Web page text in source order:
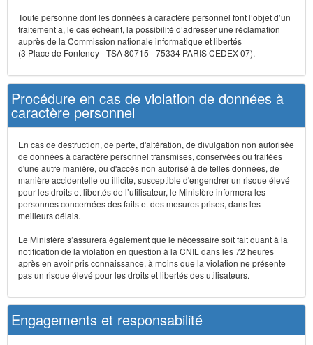
Toute personne dont les données à caractère personnel font l’objet d’un
traitement a, le cas échéant, la possibilité d’adresser une réclamation
auprès de la Commission nationale informatique et libertés
(3 Place de Fontenoy - TSA 80715 - 75334 PARIS CEDEX 07).
Procédure en cas de violation de données à
caractère personnel
En cas de destruction, de perte, d'altération, de divulgation non autorisée
de données à caractère personnel transmises, conservées ou traitées
d'une autre manière, ou d'accès non autorisé à de telles données, de
manière accidentelle ou illicite, susceptible d'engendrer un risque élevé
pour les droits et libertés de l’utilisateur, le Ministère informera les
personnes concernées des faits et des mesures prises, dans les
meilleurs délais.
Le Ministère s’assurera également que le nécessaire soit fait quant à la
notification de la violation en question à la CNIL dans les 72 heures
après en avoir pris connaissance, à moins que la violation ne présente
pas un risque élevé pour les droits et libertés des utilisateurs.
Engagements et responsabilité